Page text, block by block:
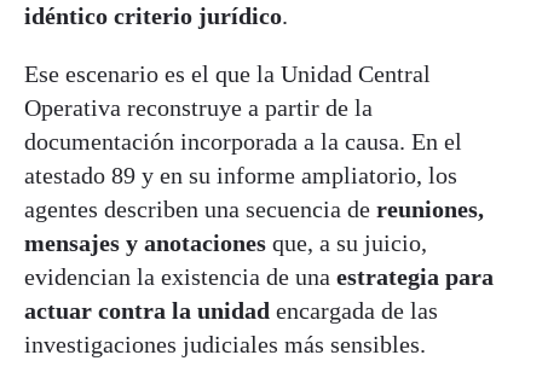
idéntico criterio jurídico.
Ese escenario es el que la Unidad Central
Operativa reconstruye a partir de la
documentación incorporada a la causa. En el
atestado 89 y en su informe ampliatorio, los
agentes describen una secuencia de reuniones,
mensajes y anotaciones que, a su juicio,
evidencian la existencia de una estrategia para
actuar contra la unidad encargada de las
investigaciones judiciales más sensibles.